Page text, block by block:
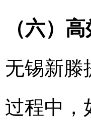
（六）
无锡新滕
过程中，